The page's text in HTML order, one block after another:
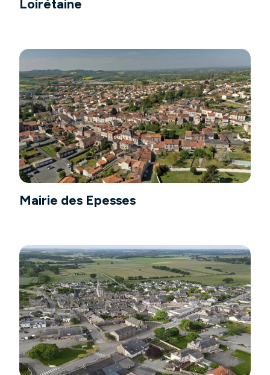
Loirétaine
Mairie des Epesses